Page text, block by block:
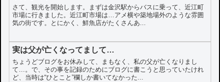
さて、観光を開始します。まずは金沢駅からバスに乗って、近江町
市場に行きました。近江町市場は…アメ横や築地場外のような雰囲
気の街です。とにかく、鮮魚店がたくさんあ...
実は父が亡くなってまして…
ちょうどブログをお休みして、まもなく、私の父が亡くなりまし
て…。で、その事を記録のためにブログに書こうと思っていたけれ
ど、当時は“ひとこと”欄しか書いてなかった...